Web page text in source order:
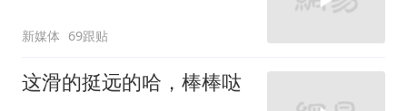
新媒体 69跟贴
这滑的挺远的哈，棒棒哒